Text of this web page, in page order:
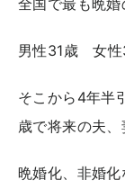
男性31歳 女性
そこから4年
歳で将来の夫、
晩婚化、非婚